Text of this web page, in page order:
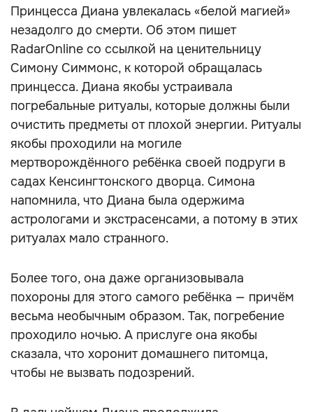
Принцесса Диана увлекалась «белой магией»
незадолго до смерти. Об этом пишет
RadarOnline со ссылкой на ценительницу
Симону Симмонс, к которой обращалась
принцесса. Диана якобы устраивала
погребальные ритуалы, которые должны были
очистить предметы от плохой энергии. Ритуалы
якобы проходили на могиле
мертворождённого ребёнка своей подруги в
садах Кенсингтонского дворца. Симона
напомнила, что Диана была одержима
астрологами и экстрасенсами, а потому в этих
ритуалах мало странного.
Более того, она даже организовывала
похороны для этого самого ребёнка — причём
весьма необычным образом. Так, погребение
проходило ночью. А прислуге она якобы
сказала, что хоронит домашнего питомца,
чтобы не вызвать подозрений.